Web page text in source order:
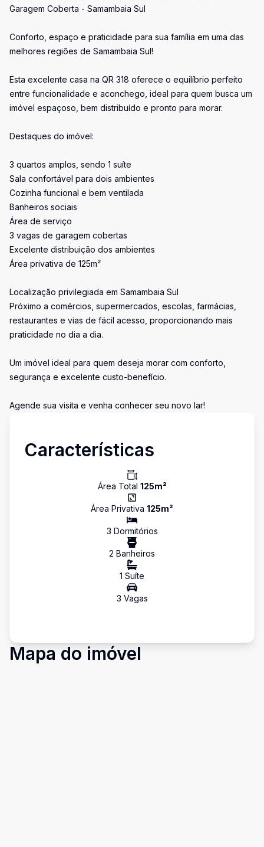
Garagem Coberta - Samambaia Sul
Conforto, espaço e praticidade para sua família em uma das
melhores regiões de Samambaia Sul!
Esta excelente casa na QR 318 oferece o equilíbrio perfeito
entre funcionalidade e aconchego, ideal para quem busca um
imóvel espaçoso, bem distribuído e pronto para morar.
Destaques do imóvel:
3 quartos amplos, sendo 1 suíte
Sala confortável para dois ambientes
Cozinha funcional e bem ventilada
Banheiros sociais
Área de serviço
3 vagas de garagem cobertas
Excelente distribuição dos ambientes
Área privativa de 125m²
Localização privilegiada em Samambaia Sul
Próximo a comércios, supermercados, escolas, farmácias,
restaurantes e vias de fácil acesso, proporcionando mais
praticidade no dia a dia.
Um imóvel ideal para quem deseja morar com conforto,
segurança e excelente custo-benefício.
Agende sua visita e venha conhecer seu novo lar!
Características
Área Total 125m²
Área Privativa 125m²
3 Dormitórios
2 Banheiros
1 Suíte
3 Vagas
Mapa do imóvel